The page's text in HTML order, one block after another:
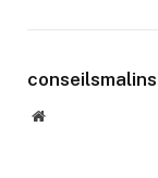
conseilsmalins
Website